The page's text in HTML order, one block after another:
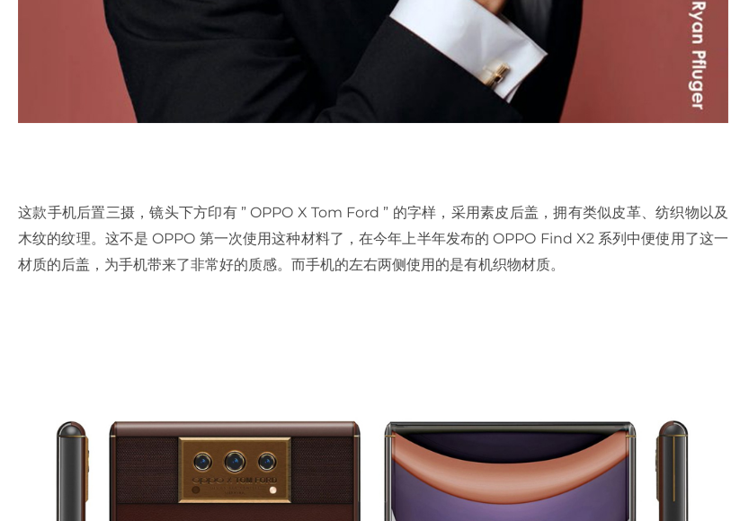
这款手机后置三摄，镜头下方印有 ” OPPO X Tom Ford ” 的字样，采用素皮后盖，拥有类似皮革、纺织物以及
木纹的纹理。这不是 OPPO 第一次使用这种材料了，在今年上半年发布的 OPPO Find X2 系列中便使用了这一
材质的后盖，为手机带来了非常好的质感。而手机的左右两侧使用的是有机织物材质。